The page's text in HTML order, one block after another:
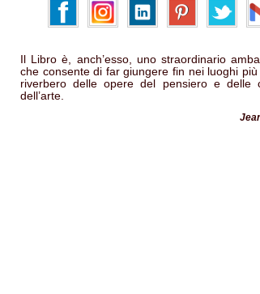
Il Libro è, anch’esso, uno straordinario
che consente di far giungere fin nei luoghi
riverbero delle opere del pensiero e delle
dell’arte.